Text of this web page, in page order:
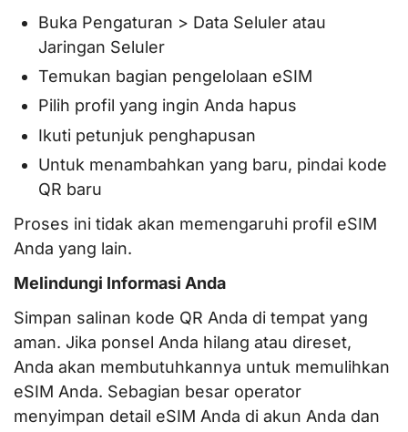
Buka Pengaturan > Data Seluler atau
Jaringan Seluler
Temukan bagian pengelolaan eSIM
Pilih profil yang ingin Anda hapus
Ikuti petunjuk penghapusan
Untuk menambahkan yang baru, pindai kode
QR baru
Proses ini tidak akan memengaruhi profil eSIM
Anda yang lain.
Melindungi Informasi Anda
Simpan salinan kode QR Anda di tempat yang
aman. Jika ponsel Anda hilang atau direset,
Anda akan membutuhkannya untuk memulihkan
eSIM Anda. Sebagian besar operator
menyimpan detail eSIM Anda di akun Anda dan